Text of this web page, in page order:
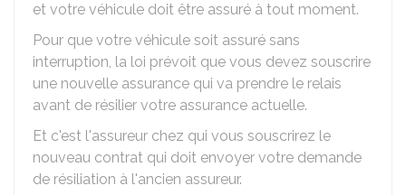
et votre véhicule doit être assuré à tout moment.
Pour que votre véhicule soit assuré sans
interruption, la loi prévoit que vous devez souscrire
une nouvelle assurance qui va prendre le relais
avant de résilier votre assurance actuelle.
Et c'est l'assureur chez qui vous souscrirez le
nouveau contrat qui doit envoyer votre demande
de résiliation à l'ancien assureur.